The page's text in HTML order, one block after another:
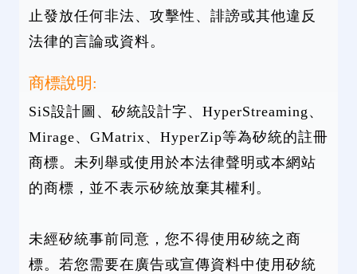
止發放任何非法、攻擊性、誹謗或其他違反
法律的言論或資料。
商標說明:
SiS設計圖、矽統設計字、HyperStreaming、
Mirage、GMatrix、HyperZip等為矽統的註冊
商標。未列舉或使用於本法律聲明或本網站
的商標，並不表示矽統放棄其權利。
未經矽統事前同意，您不得使用矽統之商
標。若您需要在廣告或宣傳資料中使用矽統